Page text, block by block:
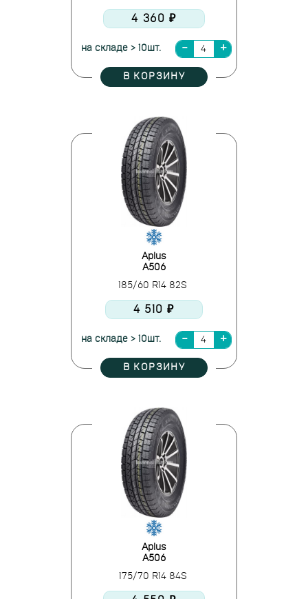
4 360 ₽
на складе > 10шт.
В КОРЗИНУ
Aplus
A506
185/60 R14 82S
4 510 ₽
на складе > 10шт.
В КОРЗИНУ
Aplus
A506
175/70 R14 84S